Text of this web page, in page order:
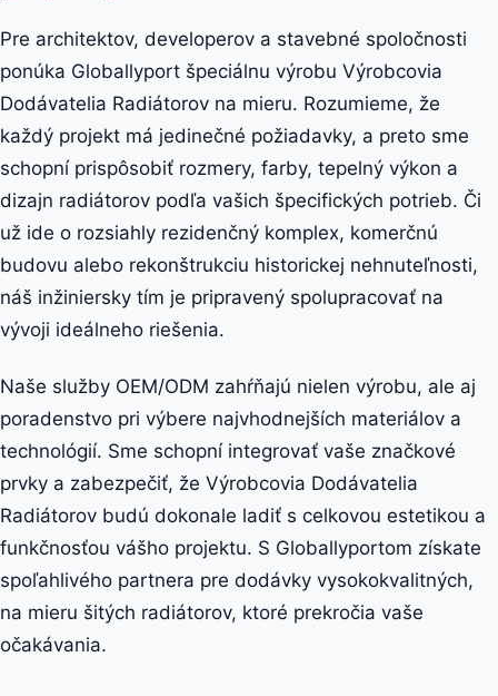
Pre architektov, developerov a stavebné spoločnosti
ponúka Globallyport špeciálnu výrobu Výrobcovia
Dodávatelia Radiátorov na mieru. Rozumieme, že
každý projekt má jedinečné požiadavky, a preto sme
schopní prispôsobiť rozmery, farby, tepelný výkon a
dizajn radiátorov podľa vašich špecifických potrieb. Či
už ide o rozsiahly rezidenčný komplex, komerčnú
budovu alebo rekonštrukciu historickej nehnuteľnosti,
náš inžiniersky tím je pripravený spolupracovať na
vývoji ideálneho riešenia.
Naše služby OEM/ODM zahŕňajú nielen výrobu, ale aj
poradenstvo pri výbere najvhodnejších materiálov a
technológií. Sme schopní integrovať vaše značkové
prvky a zabezpečiť, že Výrobcovia Dodávatelia
Radiátorov budú dokonale ladiť s celkovou estetikou a
funkčnosťou vášho projektu. S Globallyportom získate
spoľahlivého partnera pre dodávky vysokokvalitných,
na mieru šitých radiátorov, ktoré prekročia vaše
očakávania.